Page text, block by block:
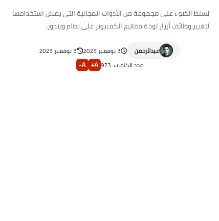
نسلط الضوء على مجموعة من الأدوات المجانية التي يمكن استخدامها
لتغيير وظائف أزرار لوحة مفاتيح الكمبيوتر على نظام ويندوز.
عبدالرحمن 3 نوفمبر 2025
3 نوفمبر 2025
عدد الكلمات :973
A+
A-